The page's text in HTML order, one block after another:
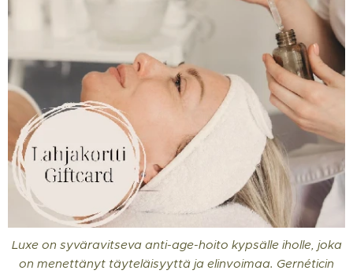
Luxe on syväravitseva anti-age-hoito kypsälle iholle, joka
on menettänyt täyteläisyyttä ja elinvoimaa. Gernéticin